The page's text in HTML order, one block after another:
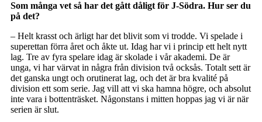
Som många vet så har det gått dåligt för J-Södra. Hur ser du
på det?
– Helt krasst och ärligt har det blivit som vi trodde. Vi spelade i
superettan förra året och åkte ut. Idag har vi i princip ett helt nytt
lag. Tre av fyra spelare idag är skolade i vår akademi. De är
unga, vi har värvat in några från division två ocksås. Totalt sett är
det ganska ungt och orutinerat lag, och det är bra kvalité på
division ett som serie. Jag vill att vi ska hamna högre, och absolut
inte vara i bottenträsket. Någonstans i mitten hoppas jag vi är när
serien är slut.